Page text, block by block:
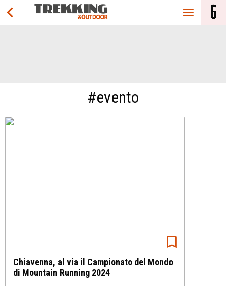
#evento
Chiavenna, al via il Campionato del Mondo
di Mountain Running 2024